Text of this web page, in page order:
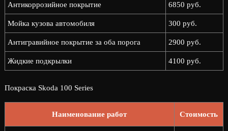
Антикоррозийное покрытие 6850 руб.
Мойка кузова автомобиля 300 руб.
Антигравийное покрытие за оба порога 2900 руб.
Жидкие подкрылки 4100 руб.
Покраска Skoda 100 Series
Наименование работ Стоимость